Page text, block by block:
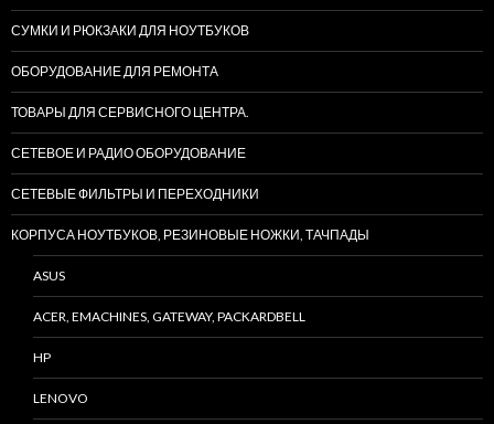
СУМКИ И РЮКЗАКИ ДЛЯ НОУТБУКОВ
ОБОРУДОВАНИЕ ДЛЯ РЕМОНТА
ТОВАРЫ ДЛЯ СЕРВИСНОГО ЦЕНТРА.
СЕТЕВОЕ И РАДИО ОБОРУДОВАНИЕ
СЕТЕВЫЕ ФИЛЬТРЫ И ПЕРЕХОДНИКИ
КОРПУСА НОУТБУКОВ, РЕЗИНОВЫЕ НОЖКИ, ТАЧПАДЫ
ASUS
ACER, EMACHINES, GATEWAY, PACKARDBELL
HP
LENOVO